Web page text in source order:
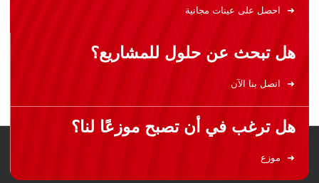
احصل على عينات مجانية
هل تبحث عن حلول للمشاريع؟
اتصل بنا الآن
هل ترغب في أن تصبح موزعًا لنا؟
موزع